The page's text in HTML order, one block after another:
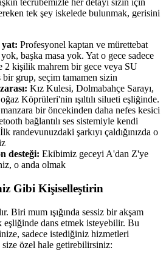
tecrübemizle her detayı sizin için
tek şey iskelede bulunmak, gerisini
yat: Profesyonel kaptan ve mürettebat
başka masa yok. Yat o gece sadece
2 kişilik mahrem bir gece veya SU
grup, seçim tamamen sizin
Kız Kulesi, Dolmabahçe Sarayı,
Köprüleri'nin ışıltılı silueti eşliğinde.
bir öncekinden daha nefes kesici
bağlantılı ses sistemiyle kendi
randevunuzdaki şarkıyı çaldığınızda o
desteği: Ekibimiz geceyi A'dan Z'ye
o anda olmak
Gibi Kişiselleştirin
Biri mum ışığında sessiz bir akşam
eşliğinde dans etmek isteyebilir. Bu
sadece istediğiniz hizmetleri
özel hale getirebilirsiniz: